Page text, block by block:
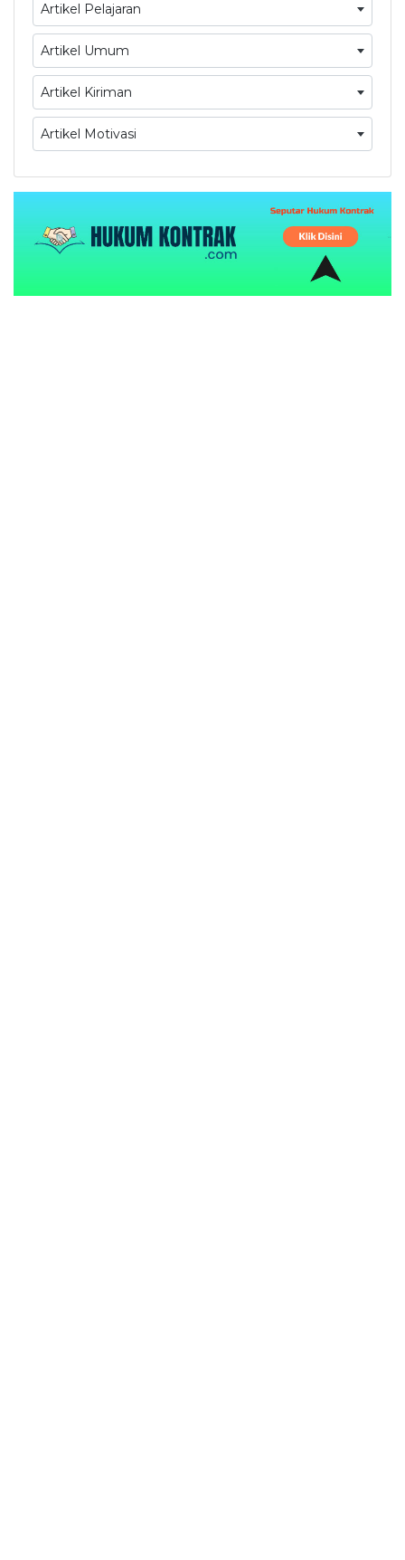
Artikel Pelajaran
Artikel Umum
Artikel Kiriman
Artikel Motivasi